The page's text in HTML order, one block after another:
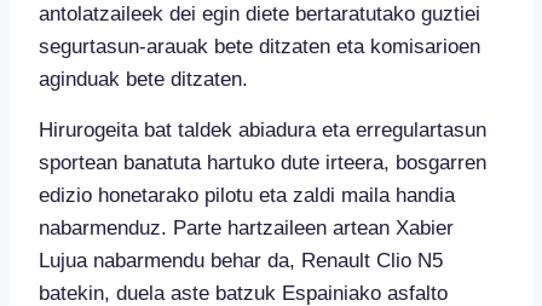
antolatzaileek dei egin diete bertaratutako guztiei
segurtasun-arauak bete ditzaten eta komisarioen
aginduak bete ditzaten.
Hirurogeita bat taldek abiadura eta erregulartasun
sportean banatuta hartuko dute irteera, bosgarren
edizio honetarako pilotu eta zaldi maila handia
nabarmenduz. Parte hartzaileen artean Xabier
Lujua nabarmendu behar da, Renault Clio N5
batekin, duela aste batzuk Espainiako asfalto